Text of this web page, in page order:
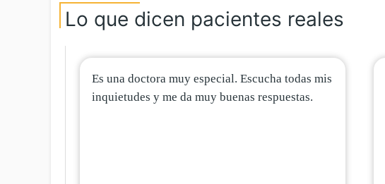
Lo que dicen pacientes reales
Es una doctora muy especial. Escucha todas mis
inquietudes y me da muy buenas respuestas.